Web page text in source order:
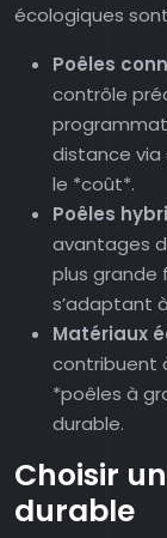
écologiques
Poêles
contrôle
distance via
le *coût*.
Poêles
avantages
plus grande
s’adaptant
Matériaux
contribuent
*poêles à
durable.
Choisir
durable